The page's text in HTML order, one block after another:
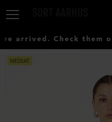
arrived. Check them
NEDSAT